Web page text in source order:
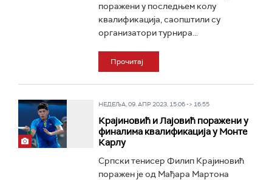
поражени у последњем колу
квалификација, саопштили су
организатори турнира...
Прочитај
НЕДЕЉА, 09. АПР 2023, 15:06 -> 16:55
Крајиновић и Лајовић поражени у
финалима квалификација у Монте
Карлу
Српски тенисер Филип Крајиновић
поражен је од Мађара Мартона